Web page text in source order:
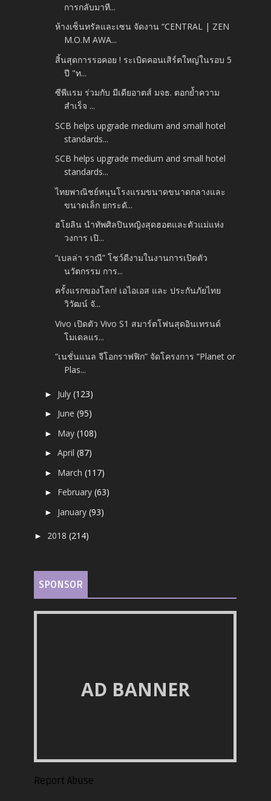
การกลับมาที...
ห้างเซ็นทรัลและเซน จัดงาน “CENTRAL | ZEN
M.O.M AWA...
สิ้นสุดการรอคอย ! ระเบิดคอนเสิร์ตใหญ่ในรอบ 5
ปี "ท...
ซีพีแรม ร่วมกับ มีเดียอาตส์ มจธ. ตอกย้ำความ
สำเร็จ ...
SCB helps upgrade medium and small hotel
standards...
SCB helps upgrade medium and small hotel
standards...
ไทยพาณิชย์หนุนโรงแรมขนาดขนาดกลางและ
ขนาดเล็ก ยกระดั...
ฮโยลิน นำทัพศิลปินหญิงสุดฮอตและตัวแม่แห่ง
วงการ เปิ...
“เบลล่า ราณี” โชว์ดีงามในงานการเปิดตัว
นวัตกรรม การ...
ครั้งแรกของโลก! เอไอเอส และ ประกันภัยไทย
วิวัฒน์ จั...
Vivo เปิดตัว Vivo S1 สมาร์ตโฟนสุดอินเทรนด์
โมเดลแร...
“เนชั่นแนล จีโอกราฟฟิก” จัดโครงการ “Planet or
Plas...
► July(123)
► June(95)
► May(108)
►April(87)
► March(117)
► February(63)
► January(93)
► 2018(214)
SPONSOR
AD BANNER
Report Abuse